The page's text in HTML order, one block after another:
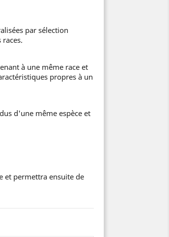
par sélection
à une même race et
propres à un
d'une même espèce et
et permettra ensuite de